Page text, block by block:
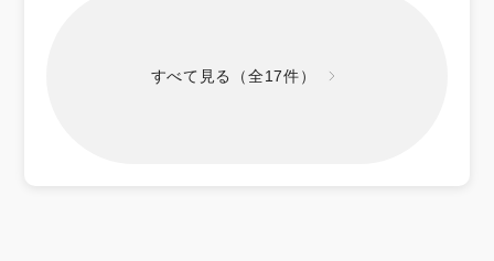
すべて見る（全17件）